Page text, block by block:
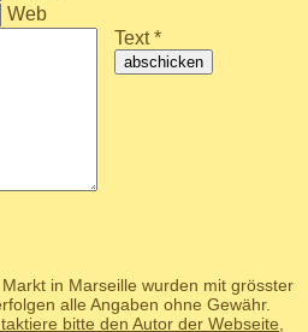
Web
Text *
abschicken
in Marseille wurden mit grösster
alle Angaben ohne Gewähr.
bitte den Autor der Webseite